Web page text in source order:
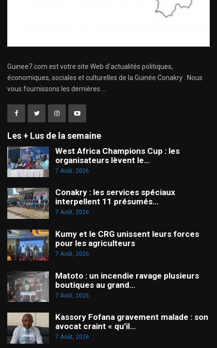
Guinee7.com est votre site Web d'actualités politiques,
économiques, sociales et culturelles de la Guinée Conakry . Nous
vous fournissons les dernières ...
Les + Lus de la semaine
West Africa Champions Cup : les
organisateurs lèvent le…
7 Août, 2026
Conakry : les services spéciaux
interpellent 11 présumés…
7 Août, 2026
Kumy et le CRG unissent leurs forces
pour les agriculteurs
7 Août, 2026
Matoto : un incendie ravage plusieurs
boutiques au grand…
7 Août, 2026
Kassory Fofana gravement malade : son
avocat craint « qu’il…
7 Août, 2026